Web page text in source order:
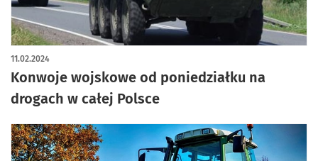
Konwoje wojskowe od poniedziałku na
drogach w całej Polsce
11.02.2024